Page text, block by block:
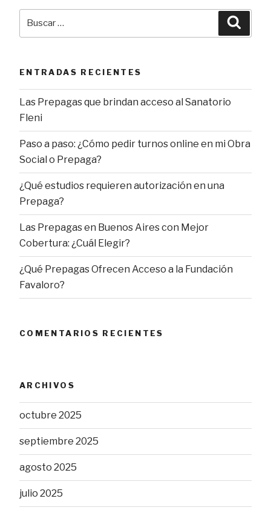
ENTRADAS RECIENTES
Las Prepagas que brindan acceso al Sanatorio
Fleni
Paso a paso: ¿Cómo pedir turnos online en mi Obra
Social o Prepaga?
¿Qué estudios requieren autorización en una
Prepaga?
Las Prepagas en Buenos Aires con Mejor
Cobertura: ¿Cuál Elegir?
¿Qué Prepagas Ofrecen Acceso a la Fundación
Favaloro?
COMENTARIOS RECIENTES
ARCHIVOS
octubre 2025
septiembre 2025
agosto 2025
julio 2025